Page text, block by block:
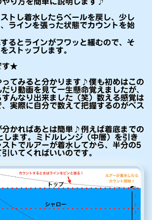
やり方を簡単に説明します♪
トし着水したらベールを戻し、少し
ラインを張った状態でカウントを始
るとラインがフワッと緩むので、そ
ストップします。
す★
ってみると分かります♪僕も初めはこの
り動画を見て一生懸命覚えましたが、
んなり出来ました（笑）数える感覚は
実際に自分で数えて把握するのがベス
分かればあとは簡単♪例えば着底までの
します。ミドルレンジ（中層）を引き
トでルアーが着水してから、半分の5
いてくればいいのです。